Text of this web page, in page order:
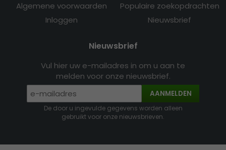
Algemene voorwaarden
Inloggen
Populaire zoekopdrachten
Nieuwsbrief
Nieuwsbrief
Vul hier uw e-mailadres in om u aan te
melden voor onze nieuwsbrief.
AANMELDEN
De door u ingevulde gegevens worden alleen
gebruikt voor onze nieuwsbrieven.